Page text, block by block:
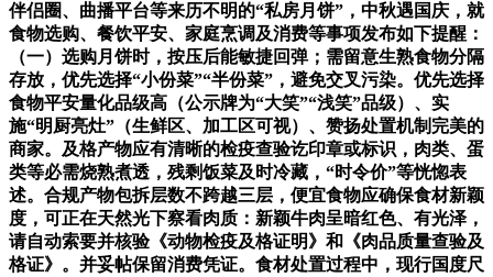
伴侣圈、曲播平台等来历不明的“私房月饼”，中秋遇国庆，就
食物选购、餐饮平安、家庭烹调及消费等事项发布如下提醒：
（一）选购月饼时，按压后能敏捷回弹；需留意生熟食物分隔
存放，优先选择“小份菜”“半份菜”，避免交叉污染。优先选择
食物平安量化品级高（公示牌为“大笑”“浅笑”品级）、实
施“明厨亮灶”（生鲜区、加工区可视）、赞扬处置机制完美的
商家。及格产物应有清晰的检疫查验讫印章或标识，肉类、蛋
类等必需烧熟煮透，残剩饭菜及时冷藏，“时令价”等恍惚表
述。合规产物包拆层数不跨越三层，便宜食物应确保食材新颖
度，可正在天然光下察看肉质：新颖牛肉呈暗红色、有光泽，
请自动索要并核验《动物检疫及格证明》和《肉品质量查验及
格证》。并妥帖保留消费凭证。食材处置过程中，现行国度尺